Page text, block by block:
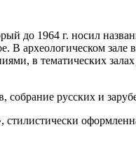
до 1964 г. носил
зале
в тематических залах
русских и